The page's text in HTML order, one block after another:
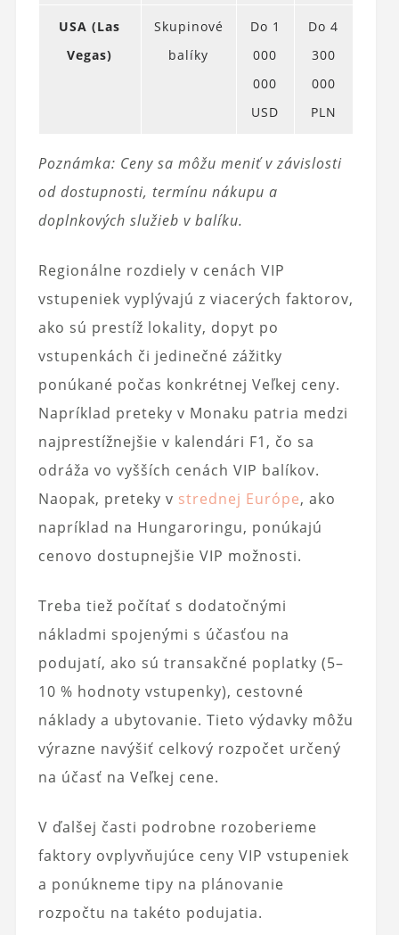
USA (Las
Vegas)
Skupinové
balíky
Do 1
000
000
USD
Do 4
300
000
PLN
Poznámka: Ceny sa môžu meniť v závislosti
od dostupnosti, termínu nákupu a
doplnkových služieb v balíku.
Regionálne rozdiely v cenách VIP
vstupeniek vyplývajú z viacerých faktorov,
ako sú prestíž lokality, dopyt po
vstupenkách či jedinečné zážitky
ponúkané počas konkrétnej Veľkej ceny.
Napríklad preteky v Monaku patria medzi
najprestížnejšie v kalendári F1, čo sa
odráža vo vyšších cenách VIP balíkov.
Naopak, preteky v strednej Európe, ako
napríklad na Hungaroringu, ponúkajú
cenovo dostupnejšie VIP možnosti.
Treba tiež počítať s dodatočnými
nákladmi spojenými s účasťou na
podujatí, ako sú transakčné poplatky (5–
10 % hodnoty vstupenky), cestovné
náklady a ubytovanie. Tieto výdavky môžu
výrazne navýšiť celkový rozpočet určený
na účasť na Veľkej cene.
V ďalšej časti podrobne rozoberieme
faktory ovplyvňujúce ceny VIP vstupeniek
a ponúkneme tipy na plánovanie
rozpočtu na takéto podujatia.